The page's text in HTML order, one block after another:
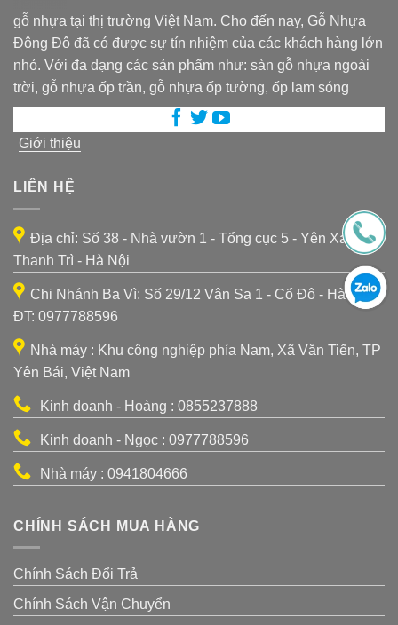
gỗ nhựa tại thị trường Việt Nam. Cho đến nay, Gỗ Nhựa
Đông Đô đã có được sự tín nhiệm của các khách hàng lớn
nhỏ. Với đa dạng các sản phẩm như: sàn gỗ nhựa ngoài
trời, gỗ nhựa ốp trần, gỗ nhựa ốp tường, ốp lam sóng
Giới thiệu
LIÊN HỆ
Địa chỉ: Số 38 - Nhà vườn 1 - Tổng cục 5 - Yên Xá -
Thanh Trì - Hà Nội
Chi Nhánh Ba Vì: Số 29/12 Vân Sa 1 - Cổ Đô - Hà Nội -
ĐT: 0977788596
Nhà máy : Khu công nghiệp phía Nam, Xã Văn Tiến, TP
Yên Bái, Việt Nam
Kinh doanh - Hoàng : 0855237888
Kinh doanh - Ngọc : 0977788596
Nhà máy : 0941804666
CHÍNH SÁCH MUA HÀNG
Chính Sách Đổi Trả
Chính Sách Vận Chuyển